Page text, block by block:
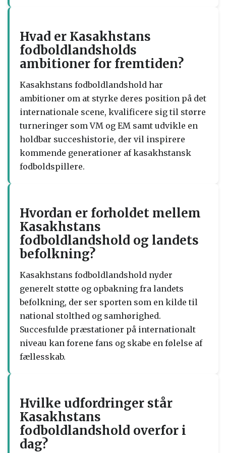
Hvad er Kasakhstans
fodboldlandsholds
ambitioner for fremtiden?
Kasakhstans fodboldlandshold har
ambitioner om at styrke deres position på det
internationale scene, kvalificere sig til større
turneringer som VM og EM samt udvikle en
holdbar succeshistorie, der vil inspirere
kommende generationer af kasakhstansk
fodboldspillere.
Hvordan er forholdet mellem
Kasakhstans
fodboldlandshold og landets
befolkning?
Kasakhstans fodboldlandshold nyder
generelt støtte og opbakning fra landets
befolkning, der ser sporten som en kilde til
national stolthed og samhørighed.
Succesfulde præstationer på internationalt
niveau kan forene fans og skabe en følelse af
fællesskab.
Hvilke udfordringer står
Kasakhstans
fodboldlandshold overfor i
dag?